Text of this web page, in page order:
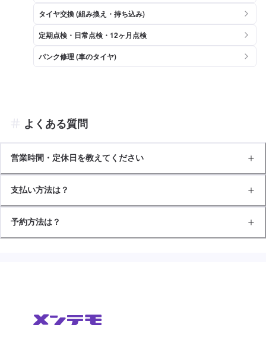
タイヤ交換 (組み換え・持ち込み)
定期点検・日常点検・12ヶ月点検
パンク修理 (車のタイヤ)
よくある質問
営業時間・定休日を教えてください
支払い方法は？
予約方法は？